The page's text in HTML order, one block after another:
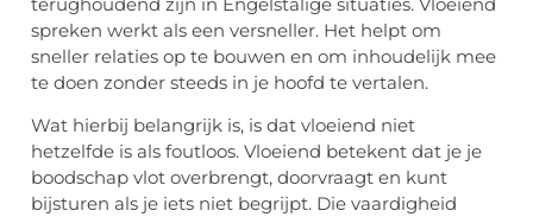
spreken werkt als een versneller. Het helpt om
sneller relaties op te bouwen en om inhoudelijk mee
te doen zonder steeds in je hoofd te vertalen.
Wat hierbij belangrijk is, is dat vloeiend niet
hetzelfde is als foutloos. Vloeiend betekent dat je je
boodschap vlot overbrengt, doorvraagt en kunt
bijsturen als je iets niet begrijpt. Die vaardigheid